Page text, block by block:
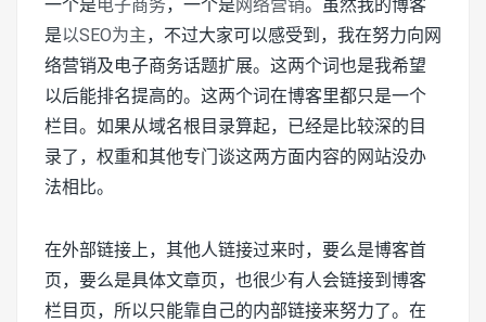
一个是电子商务，一个是网络营销。虽然我的博客
是以SEO为主，不过大家可以感受到，我在努力向网
络营销及电子商务话题扩展。这两个词也是我希望
以后能排名提高的。这两个词在博客里都只是一个
栏目。如果从域名根目录算起，已经是比较深的目
录了，权重和其他专门谈这两方面内容的网站没办
法相比。
在外部链接上，其他人链接过来时，要么是博客首
页，要么是具体文章页，也很少有人会链接到博客
栏目页，所以只能靠自己的内部链接来努力了。在